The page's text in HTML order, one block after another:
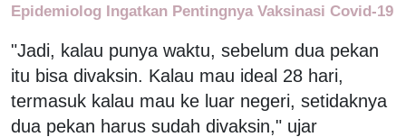
Epidemiolog Ingatkan Pentingnya Vaksinasi Covid-19
"Jadi, kalau punya waktu, sebelum dua pekan
itu bisa divaksin. Kalau mau ideal 28 hari,
termasuk kalau mau ke luar negeri, setidaknya
dua pekan harus sudah divaksin," ujar